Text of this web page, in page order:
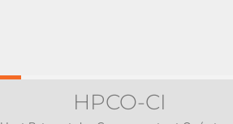
HPCO-CI